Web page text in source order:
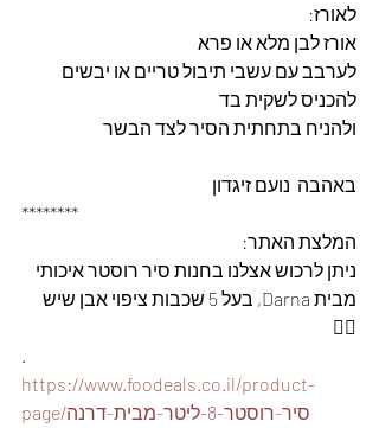
לאורז:
אורז לבן מלא או פרא
לערבב עם עשבי תיבול טריים או יבשים
להכניס לשקית בד
ולהניח בתחתית הסיר לצד הבשר
באהבה  נועם זיגדון
********
המלצת האתר:
ניתן לרכוש אצלנו בחנות סיר רוסטר איכותי
מבית Darna, בעל 5 שכבות ציפוי אבן שיש
👇🏽
.
https://www.foodeals.co.il/product-
page/סיר-רוסטר-8-ליטר-מבית-דרנה